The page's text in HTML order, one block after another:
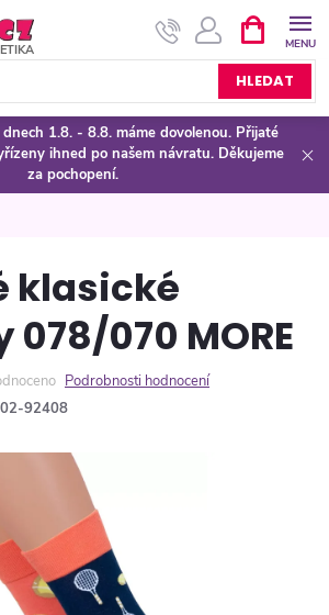
HLEDAT
NÁKUPNÍ
KOŠÍK
1.8. - 8.8. máme dovolenou. Přijaté
ihned po našem návratu. Děkujeme
za pochopení.
klasické
078/070 MORE
Podrobnosti hodnocení
92408